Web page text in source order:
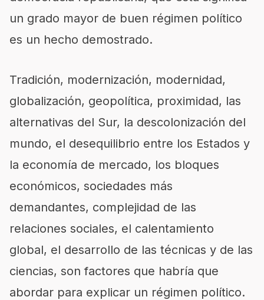
un grado mayor de buen régimen político
es un hecho demostrado.
Tradición, modernización, modernidad,
globalización, geopolítica, proximidad, las
alternativas del Sur, la descolonización del
mundo, el desequilibrio entre los Estados y
la economía de mercado, los bloques
económicos, sociedades más
demandantes, complejidad de las
relaciones sociales, el calentamiento
global, el desarrollo de las técnicas y de las
ciencias, son factores que habría que
abordar para explicar un régimen político.